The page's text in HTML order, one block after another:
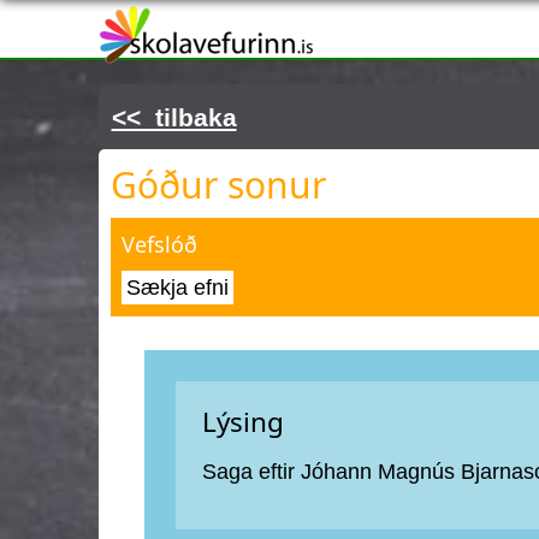
<< tilbaka
Góður sonur
Vefslóð
Sækja efni
Lýsing
Saga eftir Jóhann Magnús